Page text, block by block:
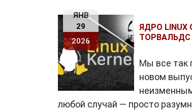
Мотивации (что
Создание таких персонажей
Делать интерфейс более
Избегать абстрактных
Учитывать реальные
Упрощать коммуникацию
ЯНВ
29
2026
ЯДРО
ТОРВАЛЬДС
Мы все так
новом
любой случай — просто